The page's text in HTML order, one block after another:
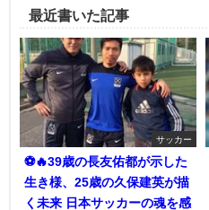
最近書いた記事
サッカー
⚽🔥39歳の長友佑都が示した
生き様、25歳の久保建英が描
く未来 日本サッカーの魂を感